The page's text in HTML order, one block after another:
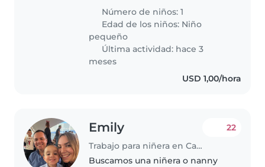
años. Nuestro pequeña es muy
energética curiosa y creativa, así
que buscamos a una persona..
Número de niños: 1
Edad de los niños: Niño
pequeño
Última actividad: hace 3
meses
USD 1,00/hora
Emily
Trabajo para niñera en Caracas
22
Buscamos una niñera o nanny